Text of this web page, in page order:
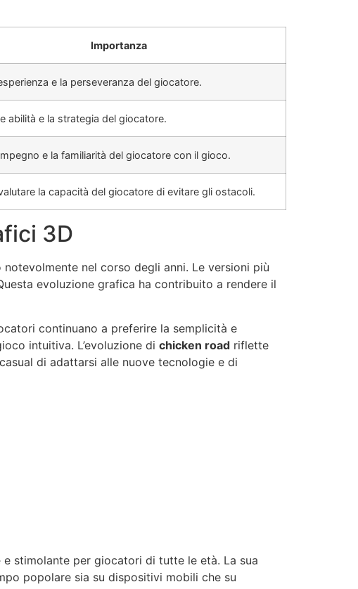
Importanza
e la perseveranza del giocatore.
abilità e la strategia del giocatore.
e la familiarità del giocatore con il gioco.
la capacità del giocatore di evitare gli ostacoli.
3D
notevolmente nel corso degli anni. Le versioni più
evoluzione grafica ha contribuito a rendere il
continuano a preferire la semplicità e
intuitiva. L’evoluzione di chicken road riflette
di adattarsi alle nuove tecnologie e di
stimolante per giocatori di tutte le età. La sua
popolare sia su dispositivi mobili che su